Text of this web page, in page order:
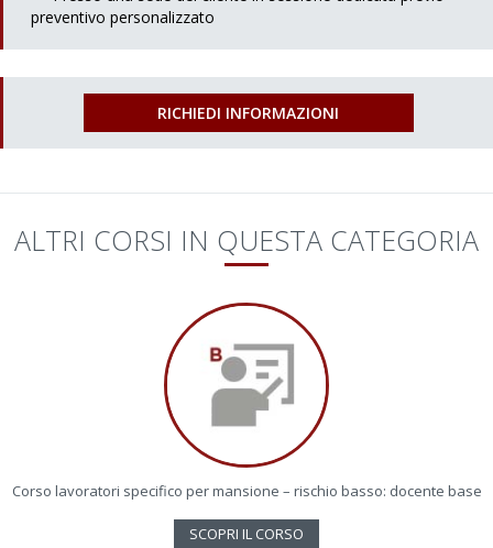
preventivo personalizzato
RICHIEDI INFORMAZIONI
ALTRI CORSI IN QUESTA CATEGORIA
Corso lavoratori specifico per mansione – rischio basso: docente base
SCOPRI IL CORSO